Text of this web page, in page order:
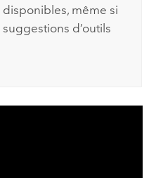
même si
d’outils